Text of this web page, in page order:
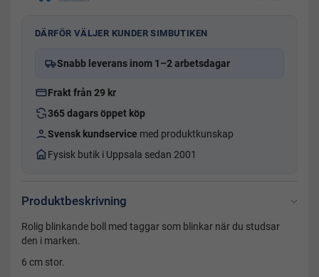
DÄRFÖR VÄLJER KUNDER SIMBUTIKEN
Snabb leverans inom 1–2 arbetsdagar
Frakt från 29 kr
365 dagars öppet köp
Svensk kundservice med produktkunskap
Fysisk butik i Uppsala sedan 2001
Produktbeskrivning
Rolig blinkande boll med taggar som blinkar när du studsar
den i marken.
6 cm stor.